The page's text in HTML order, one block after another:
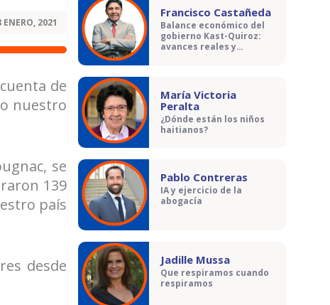
ENERO, 2021
de
nuestro
se
139
país
desde
Francisco Castañeda
Balance económico del
gobierno Kast-Quiroz:
avances reales y
María Victoria
Peralta
¿Dónde están los niños
haitianos?
Pablo Contreras
IA y ejercicio de la
abogacía
Jadille Mussa
Que respiramos cuando
respiramos